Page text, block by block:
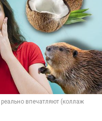
впечатляют (коллаж